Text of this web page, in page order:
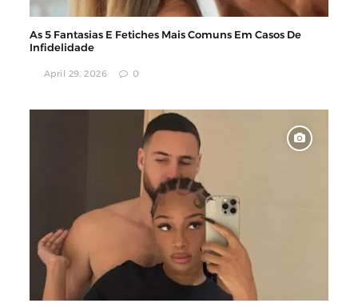
As 5 Fantasias E Fetiches Mais Comuns Em Casos De
Infidelidade
April 29, 2026 0